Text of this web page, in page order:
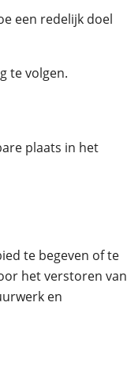
een redelijk doel
te volgen.
plaats in het
te begeven of te
het verstoren van
en